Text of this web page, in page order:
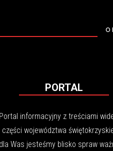
O
PORTAL
Portal informacyjny z treściami
województwa
Was jesteśmy blisko spraw